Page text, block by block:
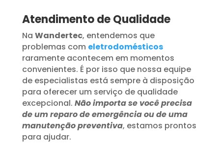
Atendimento de Qualidade
Na Wandertec, entendemos que
problemas com eletrodomésticos
raramente acontecem em momentos
convenientes. É por isso que nossa equipe
de especialistas está sempre à disposição
para oferecer um serviço de qualidade
excepcional. Não importa se você precisa
de um reparo de emergência ou de uma
manutenção preventiva, estamos prontos
para ajudar.